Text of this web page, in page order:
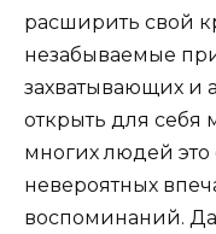
расширить свой
незабываемые
захватывающих и
открыть для себя
многих людей это
невероятных
воспоминаний.